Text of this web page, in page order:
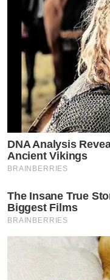
DNA Analysis
Ancient Vikings
BRAINBERRIES
The Insane True
Biggest Films
BRAINBERRIES